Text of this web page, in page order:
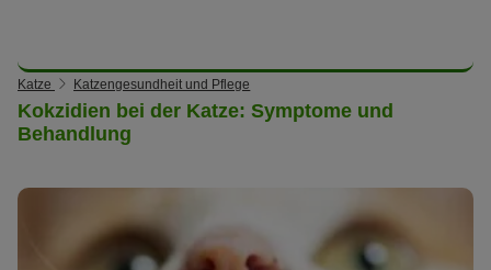
Katze Katzengesundheit und Pflege
Kokzidien bei der Katze: Symptome und
Behandlung